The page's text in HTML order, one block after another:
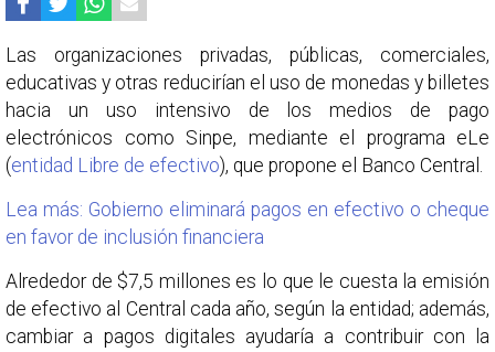
Las organizaciones privadas, públicas, comerciales,
educativas y otras reducirían el uso de monedas y billetes
hacia un uso intensivo de los medios de pago
electrónicos como Sinpe, mediante el programa eLe
(entidad Libre de efectivo), que propone el Banco Central.
Lea más: Gobierno eliminará pagos en efectivo o cheque
en favor de inclusión financiera
Alrededor de $7,5 millones es lo que le cuesta la emisión
de efectivo al Central cada año, según la entidad; además,
cambiar a pagos digitales ayudaría a contribuir con la